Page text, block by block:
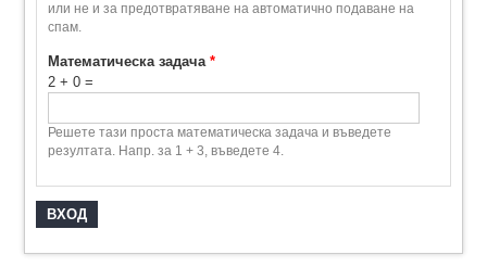
или не и за предотвратяване на автоматично подаване на
спам.
Математическа задача*
2 + 0 =
Решете тази проста математическа задача и въведете
резултата. Напр. за 1 + 3, въведете 4.